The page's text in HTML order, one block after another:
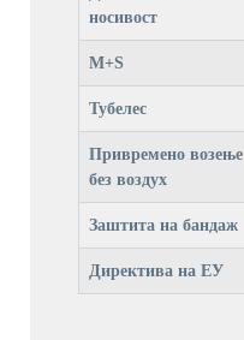
носивост
M+S
Тубелес
Привремено возење
без воздух
Заштита на бандаж
Директива на ЕУ